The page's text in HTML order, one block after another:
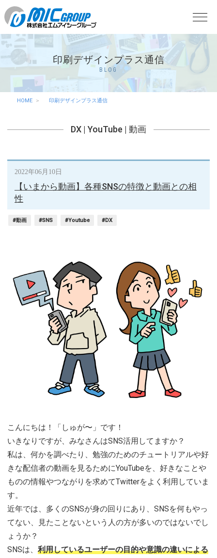
印刷デザインプラス通信
BLOG
HOME 印刷デザインプラス通信
DX | YouTube | 動画
2022年06月10日
【いまから動画】各種SNSの特徴と動画との相
性
#動画 #SNS #Youtube #DX
こんにちは！「しゅが〜」です！
いきなりですが、みなさんはSNS活用してますか？
私は、何かを調べたり、勉強のためのチュートリアルや好
きな配信者の動画を見るためにYouTubeを、好きなことや
ものの情報やつながりを求めてTwitterをよく利用していま
す。
近年では、多くのSNSが身の回りにあり、SNSを何もやっ
てない、見たことないという人の方が多いのではないでし
ょうか？
SNSは、 利用しているユーザーの目的や意識の違いによる